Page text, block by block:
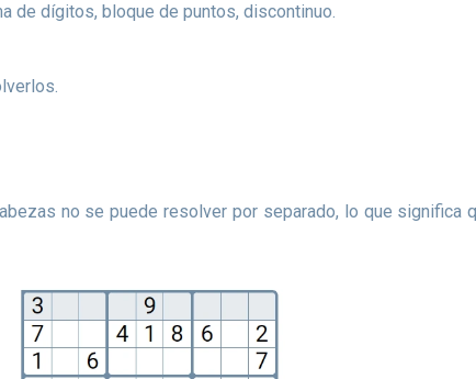
de dígitos, bloque de puntos, discontinuo.